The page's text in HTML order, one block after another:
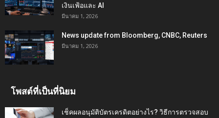
เงินเฟ้อและ AI
มีนาคม 1, 2026
News update from Bloomberg, CNBC, Reuters
มีนาคม 1, 2026
โพสต์ที่เป็นที่นิยม
เช็คผลอนุมัติบัตรเครดิตอย่างไร? วิธีการตรวจสอบ